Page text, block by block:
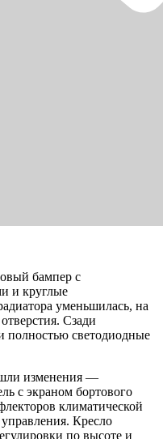
бампер с
и круглые
уменьшилась, на
Сзади
полностью светодиодные
изменения —
с экраном бортового
климатической
Кресло
по высоте и